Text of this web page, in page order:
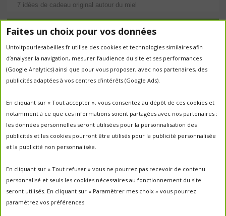
Faites un choix pour vos données
Untoitpourlesabeilles.fr utilise des cookies et technologies similaires afin
d’analyser la navigation, mesurer l’audience du site et ses performances
(Google Analytics) ainsi que pour vous proposer, avec nos partenaires, des
publicités adaptées à vos centres d’intérêts (Google Ads).
En cliquant sur « Tout accepter », vous consentez au dépôt de ces cookies et
notamment à ce que ces informations soient partagées avec nos partenaires :
les données personnelles seront utilisées pour la personnalisation des
publicités et les cookies pourront être utilisés pour la publicité personnalisée
et la publicité non personnalisée.
En cliquant sur « Tout refuser » vous ne pourrez pas recevoir de contenu
personnalisé et seuls les cookies nécessaires au fonctionnement du site
seront utilisés. En cliquant sur « Paramètrer mes choix » vous pourrez
paramétrez vos préférences.
7 idées de cadeau original autour du miel
Étiquettes
abeille abeilles
apiculteur apiculteurs apiculture apiculture
autrefois biodiversité Chantal Jacquot et Yves Robert
essaimage essaim sauvage fleurs la vie de la
ruche Maroc miel miel; production;abeilles
miel
français
parrainage de ruche
parrainer des abeilles parrainer une ruche pesticides
portes ouvertes
rencontre apiculteurs ruche récolte récolte miel
saison2017 saison2018 saison apicole sauvage un
toit pour les abeilles untoitpourlesabeilles
Un Toit Pour Les Abeilles; abeilles; miel